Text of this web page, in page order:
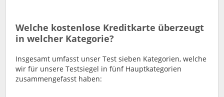
Welche kostenlose Kreditkarte überzeugt
in welcher Kategorie?
Insgesamt umfasst unser Test sieben Kategorien, welche
wir für unsere Testsiegel in fünf Hauptkategorien
zusammengefasst haben: